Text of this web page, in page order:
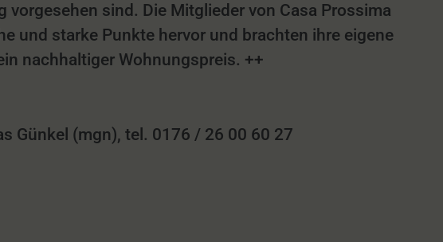
sind. Die Mitglieder von Casa Prossima
und starke Punkte hervor und brachten ihre eigene
nachhaltiger Wohnungspreis. ++
Günkel (mgn), tel. 0176 / 26 00 60 27